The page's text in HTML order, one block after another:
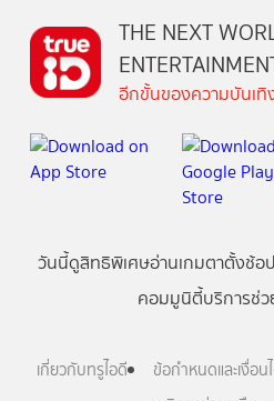
THE NEXT
อีกขั้นของความบันเทิ
วันนี้ดูสิทธิพิเศษอ่านเกมตาตั้งช้อ
คอมมูนิตี้บริการช่ว
เกี่ยวกับทรูไอดี ข้อกำหนดและเงื่อน